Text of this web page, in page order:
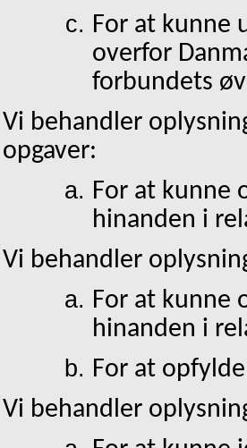
For at kunne
overfor
forbundets
Vi behandler
opgaver:
For at kunne
hinanden i
Vi behandler
For at kunne
hinanden i
For at
Vi behandler